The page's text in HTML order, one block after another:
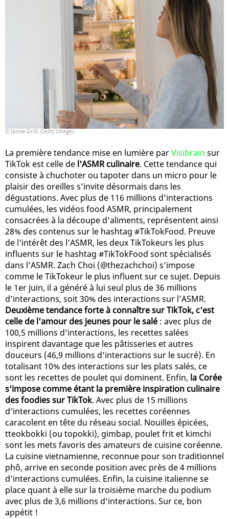
Jamie Grill, Getty Images
La première tendance mise en lumière parVisibrain sur
TikTok est celle de l'ASMR culinaire. Cette tendance qui
consiste à chuchoter ou tapoter dans un micro pour le
plaisir des oreilles s’invite désormais dans les
dégustations. Avec plus de 116 millions d’interactions
cumulées, les vidéos food ASMR, principalement
consacrées à la découpe d’aliments, représentent ainsi
28% des contenus sur le hashtag #TikTokFood. Preuve
de l'intérêt des l’ASMR, les deux TikTokeurs les plus
influents sur le hashtag #TikTokFood sont spécialisés
dans l’ASMR. Zach Choi (@thezachchoi) s’impose
comme le TikTokeur le plus influent sur ce sujet. Depuis
le 1er juin, il a généré à lui seul plus de 36 millions
d’interactions, soit 30% des interactions sur l’ASMR.
Deuxième tendance forte à connaître sur TikTok, c'est
celle de l'amour des jeunes pour le salé : avec plus de
100,5 millions d’interactions, les recettes salées
inspirent davantage que les pâtisseries et autres
douceurs (46,9 millions d’interactions sur le sucré). En
totalisant 10% des interactions sur les plats salés, ce
sont les recettes de poulet qui dominent. Enfin, la Corée
s'impose comme étant la première inspiration culinaire
des foodies sur TikTok. Avec plus de 15 millions
d’interactions cumulées, les recettes coréennes
caracolent en tête du réseau social. Nouilles épicées,
tteokbokki (ou topokki), gimbap, poulet frit et kimchi
sont les mets favoris des amateurs de cuisine coréenne.
La cuisine vietnamienne, reconnue pour son traditionnel
phô, arrive en seconde position avec près de 4 millions
d’interactions cumulées. Enfin, la cuisine italienne se
place quant à elle sur la troisième marche du podium
avec plus de 3,6 millions d’interactions. Sur ce, bon
appétit !